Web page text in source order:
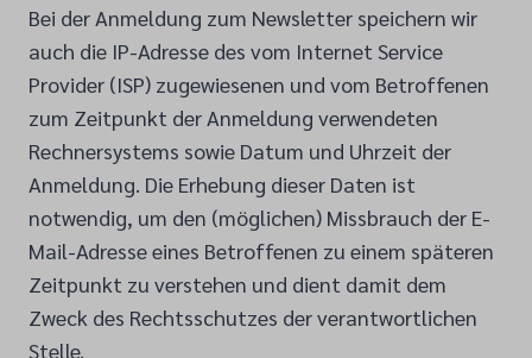
Bei der Anmeldung zum Newsletter speichern wir
auch die IP-Adresse des vom Internet Service
Provider (ISP) zugewiesenen und vom Betroffenen
zum Zeitpunkt der Anmeldung verwendeten
Rechnersystems sowie Datum und Uhrzeit der
Anmeldung. Die Erhebung dieser Daten ist
notwendig, um den (möglichen) Missbrauch der E-
Mail-Adresse eines Betroffenen zu einem späteren
Zeitpunkt zu verstehen und dient damit dem
Zweck des Rechtsschutzes der verantwortlichen
Stelle.